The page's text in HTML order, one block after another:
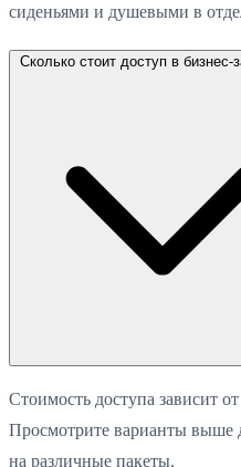
сиденьями и душевыми в
Сколько стоит доступ в бизнес-
Стоимость доступа зависит
Просмотрите варианты выше
на различные пакеты.